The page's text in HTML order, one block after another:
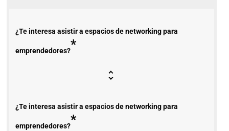
¿Te interesa asistir a espacios de networking para
emprendedores?*
¿Te interesa asistir a espacios de networking para
emprendedores?*